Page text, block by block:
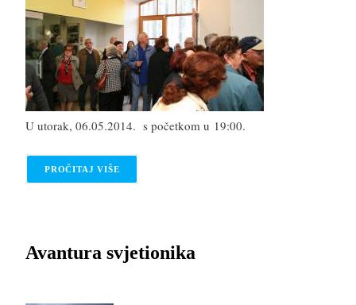
U utorak, 06.05.2014. s početkom u 19:00.
PROČITAJ VIŠE
Avantura svjetionika